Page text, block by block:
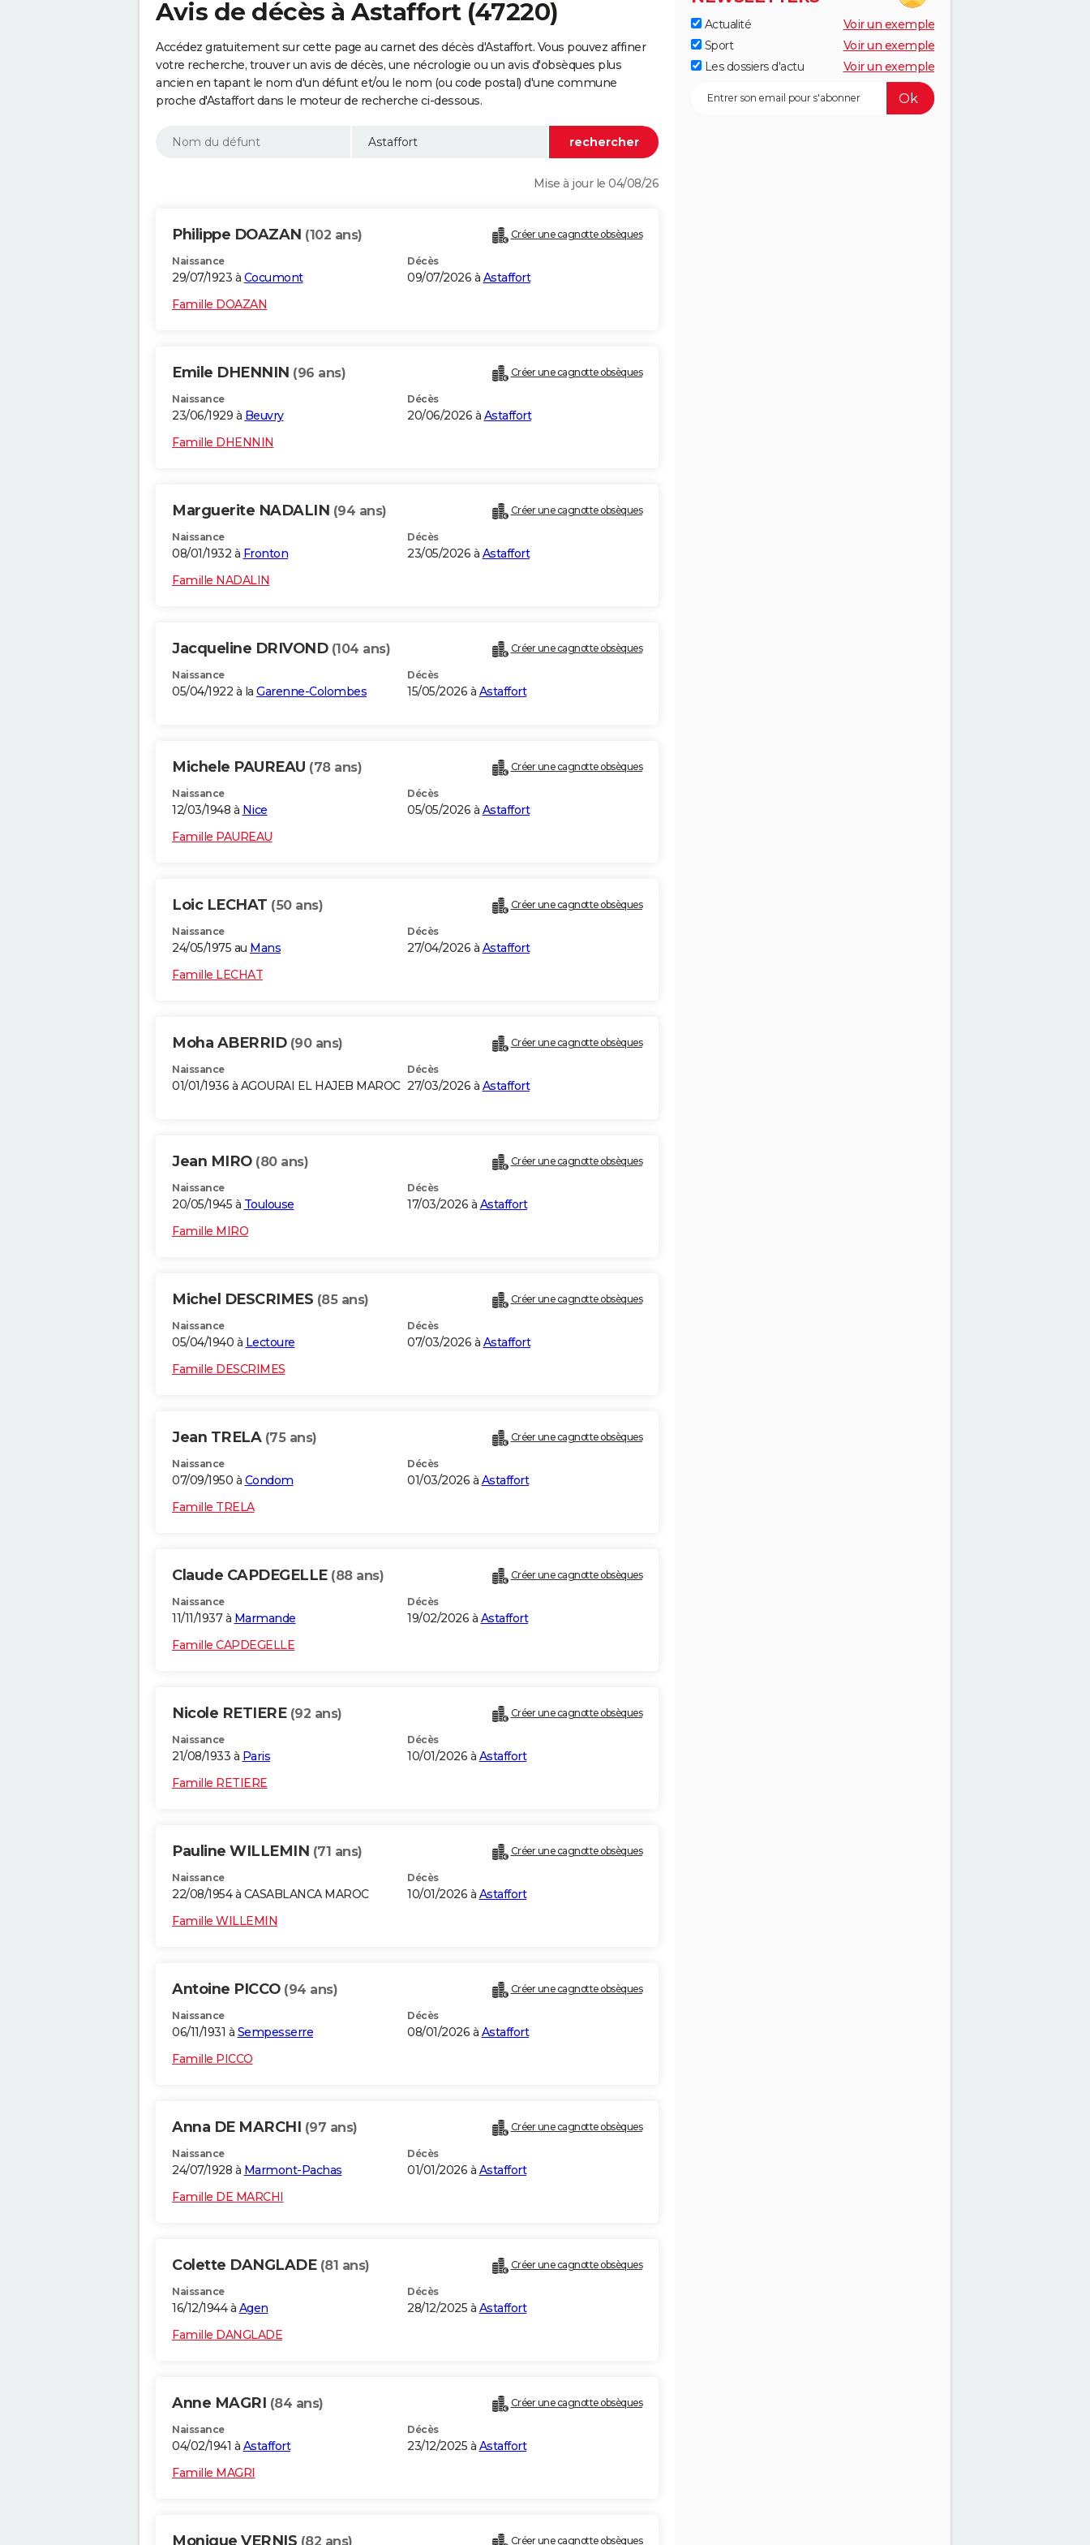
Avis de décès à Astaffort (47220)
Accédez gratuitement sur cette page au carnet des décès d'Astaffort. Vous pouvez affiner
votre recherche, trouver un avis de décès, une nécrologie ou un avis d'obsèques plus
ancien en tapant le nom d'un défunt et/ou le nom (ou code postal) d'une commune
proche d'Astaffort dans le moteur de recherche ci-dessous.
Mise à jour le 04/08/26
Philippe DOAZAN (102 ans) Créer une cagnotte obsèques
Naissance
29/07/1923 à Cocumont
Décès
09/07/2026 à Astaffort
Famille DOAZAN
Emile DHENNIN (96 ans) Créer une cagnotte obsèques
Naissance
23/06/1929 à Beuvry
Décès
20/06/2026 à Astaffort
Famille DHENNIN
Marguerite NADALIN (94 ans) Créer une cagnotte obsèques
Naissance
08/01/1932 à Fronton
Décès
23/05/2026 à Astaffort
Famille NADALIN
Jacqueline DRIVOND (104 ans) Créer une cagnotte obsèques
Naissance
05/04/1922 à la Garenne-Colombes
Décès
15/05/2026 à Astaffort
Michele PAUREAU (78 ans) Créer une cagnotte obsèques
Naissance
12/03/1948 à Nice
Décès
05/05/2026 à Astaffort
Famille PAUREAU
Loic LECHAT (50 ans) Créer une cagnotte obsèques
Naissance
24/05/1975 au Mans
Décès
27/04/2026 à Astaffort
Famille LECHAT
Moha ABERRID (90 ans) Créer une cagnotte obsèques
Naissance
01/01/1936 à AGOURAI EL HAJEB MAROC
Décès
27/03/2026 à Astaffort
Jean MIRO (80 ans) Créer une cagnotte obsèques
Naissance
20/05/1945 à Toulouse
Décès
17/03/2026 à Astaffort
Famille MIRO
Michel DESCRIMES (85 ans) Créer une cagnotte obsèques
Naissance
05/04/1940 à Lectoure
Décès
07/03/2026 à Astaffort
Famille DESCRIMES
Jean TRELA (75 ans) Créer une cagnotte obsèques
Naissance
07/09/1950 à Condom
Décès
01/03/2026 à Astaffort
Famille TRELA
Claude CAPDEGELLE (88 ans) Créer une cagnotte obsèques
Naissance
11/11/1937 à Marmande
Décès
19/02/2026 à Astaffort
Famille CAPDEGELLE
Nicole RETIERE (92 ans) Créer une cagnotte obsèques
Naissance
21/08/1933 à Paris
Décès
10/01/2026 à Astaffort
Famille RETIERE
Pauline WILLEMIN (71 ans) Créer une cagnotte obsèques
Naissance
22/08/1954 à CASABLANCA MAROC
Décès
10/01/2026 à Astaffort
Famille WILLEMIN
Antoine PICCO (94 ans) Créer une cagnotte obsèques
Naissance
06/11/1931 à Sempesserre
Décès
08/01/2026 à Astaffort
Famille PICCO
Anna DE MARCHI (97 ans) Créer une cagnotte obsèques
Naissance
24/07/1928 à Marmont-Pachas
Décès
01/01/2026 à Astaffort
Famille DE MARCHI
Colette DANGLADE (81 ans) Créer une cagnotte obsèques
Naissance
16/12/1944 à Agen
Décès
28/12/2025 à Astaffort
Famille DANGLADE
Anne MAGRI (84 ans) Créer une cagnotte obsèques
Naissance
04/02/1941 à Astaffort
Décès
23/12/2025 à Astaffort
Famille MAGRI
Monique VERNIS (82 ans) Créer une cagnotte obsèques
Actualité
Voir un exemple
Sport
Voir un exemple
Les dossiers d'actu
Voir un exemple